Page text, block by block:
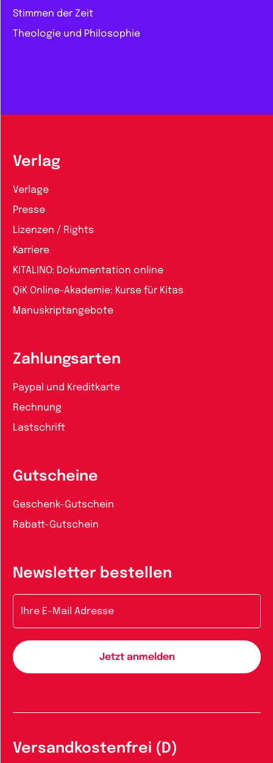
Stimmen der Zeit
Theologie und Philosophie
Verlag
Verlage
Presse
Lizenzen / Rights
Karriere
KITALINO: Dokumentation online
QiK Online-Akademie: Kurse für Kitas
Manuskriptangebote
Zahlungsarten
Paypal und Kreditkarte
Rechnung
Lastschrift
Gutscheine
Geschenk-Gutschein
Rabatt-Gutschein
Newsletter bestellen
Versandkostenfrei (D)